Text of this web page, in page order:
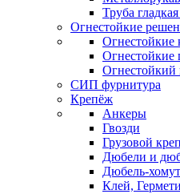
Труба
Огнестойкие
Огнестойкие
Огнестойкие
Огнестойкий
СИП фурнитура
Крепёж
Анкеры
Гвозди
Грузовой
Дюбели и
Дюбель-хомут
Клей,